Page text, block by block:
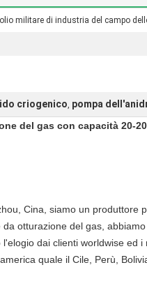
militare di industria del campo
criogenico, pompa
del gas con capacità 20-
Cina, siamo un
otturazione del gas,
dai clienti worldwise ed
quale il Cile, Perù,